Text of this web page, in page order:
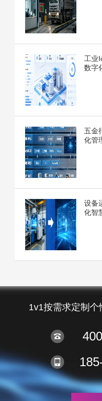
工业
数字
五金
化管
设备
化智
1v1按需求定制个